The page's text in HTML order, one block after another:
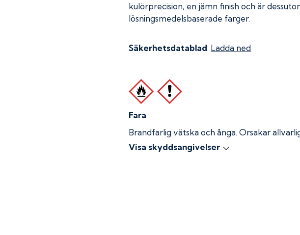
kulörprecision, en jämn finish och är
lösningsmedelsbaserade färger.
Säkerhetsdatablad: Ladda ned
Fara
Brandfarlig vätska och ånga. Orsakar
Visa skyddsangivelser